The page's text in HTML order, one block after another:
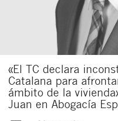
«El TC declara
Catalana para
ámbito de la
Juan en Abogacía